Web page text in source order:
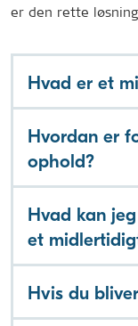
er den rette
Hvad er et
Hvordan er
ophold?
Hvad kan
et
Hvis du